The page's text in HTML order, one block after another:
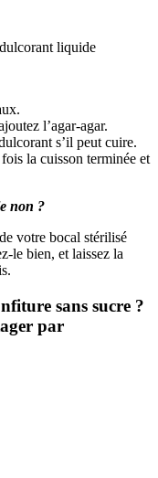
liquide
l’agar-agar.
s’il peut cuire.
la cuisson terminée et
non ?
votre bocal stérilisé
le bien, et laissez la
sans sucre ?
par